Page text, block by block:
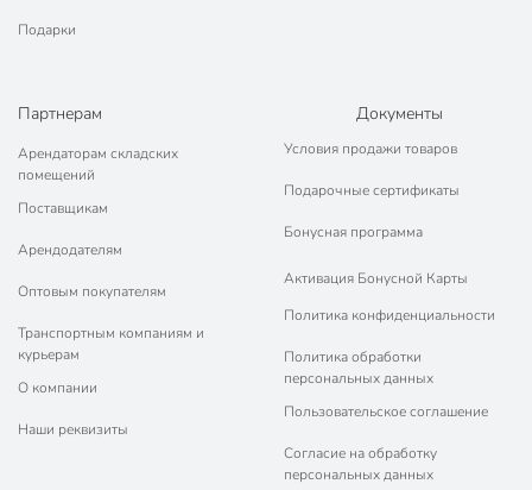
Подарки
Партнерам
Арендаторам складских
помещений
Поставщикам
Арендодателям
Оптовым покупателям
Транспортным компаниям и
курьерам
О компании
Наши реквизиты
Документы
Условия продажи товаров
Подарочные сертификаты
Бонусная программа
Активация Бонусной Карты
Политика конфиденциальности
Политика обработки
персональных данных
Пользовательское соглашение
Согласие на обработку
персональных данных